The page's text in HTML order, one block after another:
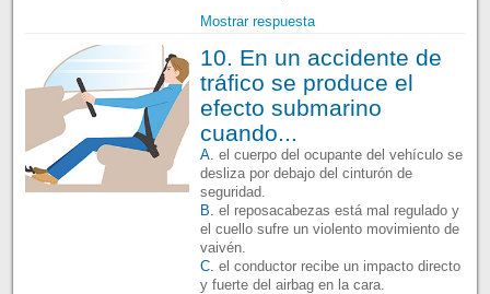
Mostrar respuesta
10. En un accidente de
tráfico se produce el
efecto submarino
cuando...
A. el cuerpo del ocupante del vehículo se
desliza por debajo del cinturón de
seguridad.
B. el reposacabezas está mal regulado y
el cuello sufre un violento movimiento de
vaivén.
C. el conductor recibe un impacto directo
y fuerte del airbag en la cara.